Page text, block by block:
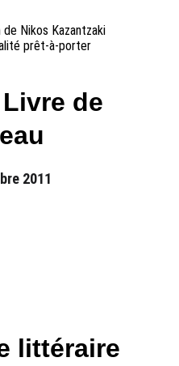
Nikos Kazantzaki
prêt-à-porter
de
2011
littéraire